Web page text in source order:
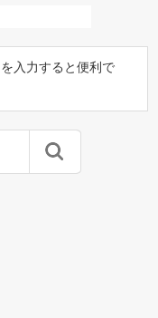
入力すると便利で